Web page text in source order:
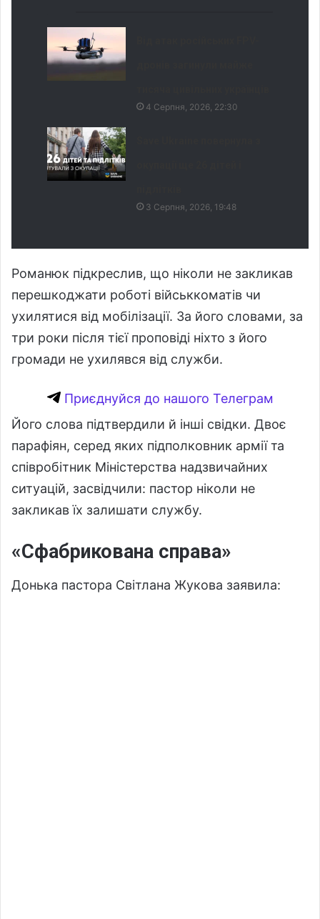
4 Серпня, 2026, 22:30
3 Серпня, 2026, 19:48
Романюк підкреслив, що ніколи не закликав
перешкоджати роботі військкоматів чи
ухилятися від мобілізації. За його словами, за
три роки після тієї проповіді ніхто з його
громади не ухилявся від служби.
Приєднуйся до нашого Телеграм
Його слова підтвердили й інші свідки. Двоє
парафіян, серед яких підполковник армії та
співробітник Міністерства надзвичайних
ситуацій, засвідчили: пастор ніколи не
закликав їх залишати службу.
«Сфабрикована справа»
Донька пастора Світлана Жукова заявила: